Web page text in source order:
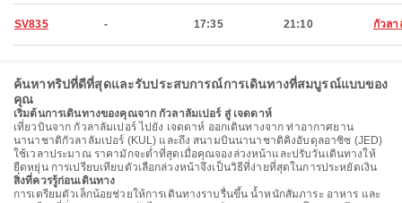
SV835 - 17:35 21:10 กัวลา
ค้นหาทริปที่ดีที่สุดและรับประสบการณ์การเดินทางที่สมบูรณ์แบบของ
คุณ
เริ่มต้นการเดินทางของคุณจาก กัวลาลัมเปอร์ สู่ เจดดาห์
เที่ยวบินจาก กัวลาลัมเปอร์ ไปยัง เจดดาห์ ออกเดินทางจาก ท่าอากาศยาน
นานาชาติกัวลาลัมเปอร์ (KUL) และถึง สนามบินนานาชาติคิงอับดุลอาซิซ (JED)
ใช้เวลาประมาณ ราคามักจะต่ำที่สุดเมื่อคุณจองล่วงหน้าและปรับวันเดินทางให้
ยืดหยุ่น การเปรียบเทียบตัวเลือกล่วงหน้าจึงเป็นวิธีที่ง่ายที่สุดในการประหยัดเงิน
สิ่งที่ควรรู้ก่อนเดินทาง
การเตรียมตัวเล็กน้อยช่วยให้การเดินทางราบรื่นขึ้น น้ำหนักสัมภาระ อาหาร และ